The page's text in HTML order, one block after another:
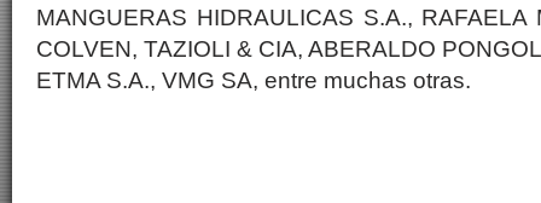
MANGUERAS HIDRAULICAS S.A., RAFAELA
COLVEN, TAZIOLI & CIA, ABERALDO
ETMA S.A., VMG SA, entre muchas otras.